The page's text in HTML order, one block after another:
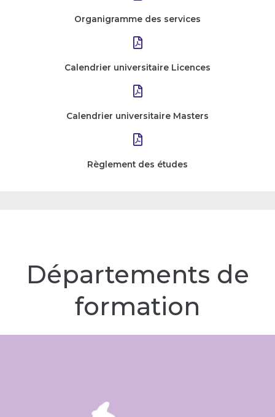
Organigramme des services
Calendrier universitaire Licences
Calendrier universitaire Masters
Règlement des études
Départements de
formation